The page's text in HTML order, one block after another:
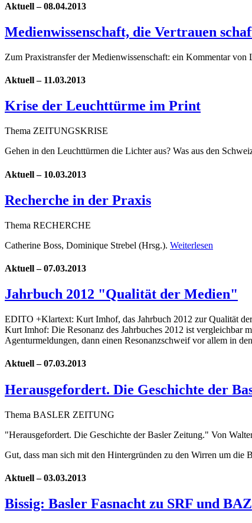
Aktuell – 08.04.2013
Medienwissenschaft, die Vertrauen
Zum Praxistransfer der Medienwissenschaft: ein Kommentar
Aktuell – 11.03.2013
Krise der Leuchttürme im Print
Thema ZEITUNGSKRISE
Gehen in den Leuchttürmen die Lichter aus? Was aus den
Aktuell – 10.03.2013
Recherche in der Praxis
Thema RECHERCHE
Catherine Boss, Dominique Strebel (Hrsg.). Weiterlesen
Aktuell – 07.03.2013
Jahrbuch 2012 "Qualität der Medien"
EDITO +Klartext: Kurt Imhof, das Jahrbuch 2012 zur Qualität
Kurt Imhof: Die Resonanz des Jahrbuches 2012 ist vergleichbar
Agenturmeldungen, dann einen Resonanzschweif vor allem in
Aktuell – 07.03.2013
Herausgefordert. Die Geschichte der
Thema BASLER ZEITUNG
"Herausgefordert. Die Geschichte der Basler Zeitung." Von
Gut, dass man sich mit den Hintergründen zu den Wirren um
Aktuell – 03.03.2013
Bissig: Basler Fasnacht zu SRF und BAZ